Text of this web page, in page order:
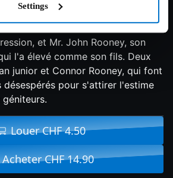
Settings
: Michael Sullivan, un tueur
de la mafia irlandaise dans le
et Mr. John Rooney, son
l'a élevé comme son fils. Deux
junior et Connor Rooney, qui font
pour s'attirer l'estime
Louer CHF 4.50
Acheter CHF 14.90